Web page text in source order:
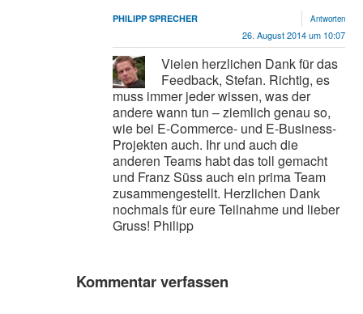
PHILIPP SPRECHER Antworten
26. August 2014 um 10:07
Vielen herzlichen Dank für das
Feedback, Stefan. Richtig, es
muss immer jeder wissen, was der
andere wann tun – ziemlich genau so,
wie bei E-Commerce- und E-Business-
Projekten auch. Ihr und auch die
anderen Teams habt das toll gemacht
und Franz Süss auch ein prima Team
zusammengestellt. Herzlichen Dank
nochmals für eure Teilnahme und lieber
Gruss! Philipp
Kommentar verfassen